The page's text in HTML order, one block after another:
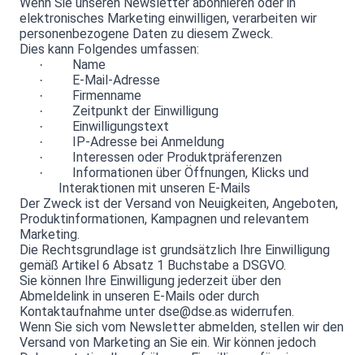
elektronisches Marketing einwilligen, verarbeiten wir
personenbezogene Daten zu diesem Zweck.
Dies kann Folgendes umfassen:
· Name
· E-Mail-Adresse
· Firmenname
· Zeitpunkt der Einwilligung
· Einwilligungstext
· IP-Adresse bei Anmeldung
· Interessen oder Produktpräferenzen
·
Informationen über Öffnungen, Klicks und
Interaktionen mit unseren E-Mails
Der Zweck ist der Versand von Neuigkeiten, Angeboten,
Produktinformationen, Kampagnen und relevantem
Marketing.
Die Rechtsgrundlage ist grundsätzlich Ihre Einwilligung
gemäß Artikel 6 Absatz 1 Buchstabe a DSGVO.
Sie können Ihre Einwilligung jederzeit über den
Abmeldelink in unseren E-Mails oder durch
Kontaktaufnahme unter dse@dse.as widerrufen.
Wenn Sie sich vom Newsletter abmelden, stellen wir den
Versand von Marketing an Sie ein. Wir können jedoch